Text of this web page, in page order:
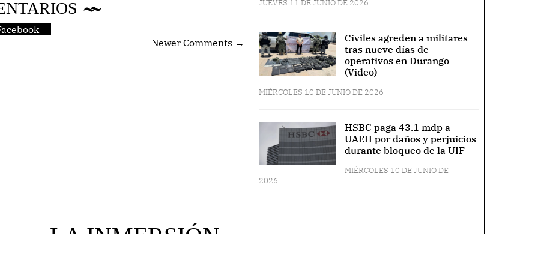
Newer Comments →
JUEVES 11 DE JUNIO DE 2026
Civiles agreden a militares
tras nueve días de
operativos en Durango
(Video)
MIÉRCOLES 10 DE JUNIO DE 2026
HSBC paga 43.1 mdp a
UAEH por daños y perjuicios
durante bloqueo de la UIF
MIÉRCOLES 10 DE JUNIO DE
2026
LA INMERSIÓN